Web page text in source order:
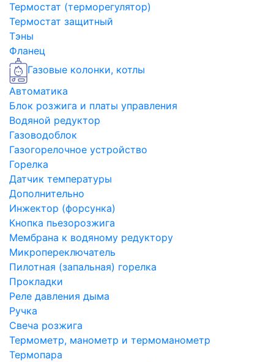
Термостат (терморегулятор)
Термостат защитный
Тэны
Фланец
Газовые колонки, котлы
Автоматика
Блок розжига и платы управления
Водяной редуктор
Газоводоблок
Газогорелочное устройство
Горелка
Датчик температуры
Дополнительно
Инжектор (форсунка)
Кнопка пьезорозжига
Мембрана к водяному редуктору
Микропереключатель
Пилотная (запальная) горелка
Прокладки
Реле давления дыма
Ручка
Свеча розжига
Термометр, манометр и термоманометр
Термопара